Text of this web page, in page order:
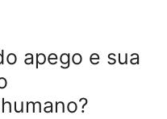
apego e sua